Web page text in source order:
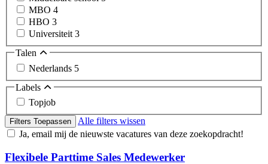
MBO 4
HBO 3
Universiteit 3
Talen
Nederlands 5
Labels
Topjob
Filters Toepassen
Alle filters wissen
Ja, email mij de nieuwste vacatures van deze zoekopdracht!
Flexibele Parttime Sales Medewerker